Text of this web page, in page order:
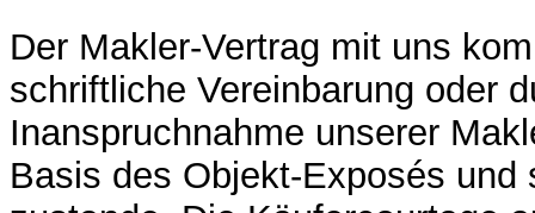
Der Makler-Vertrag mit uns
schriftliche Vereinbarung oder
Inanspruchnahme unserer
Basis des Objekt-Exposés und